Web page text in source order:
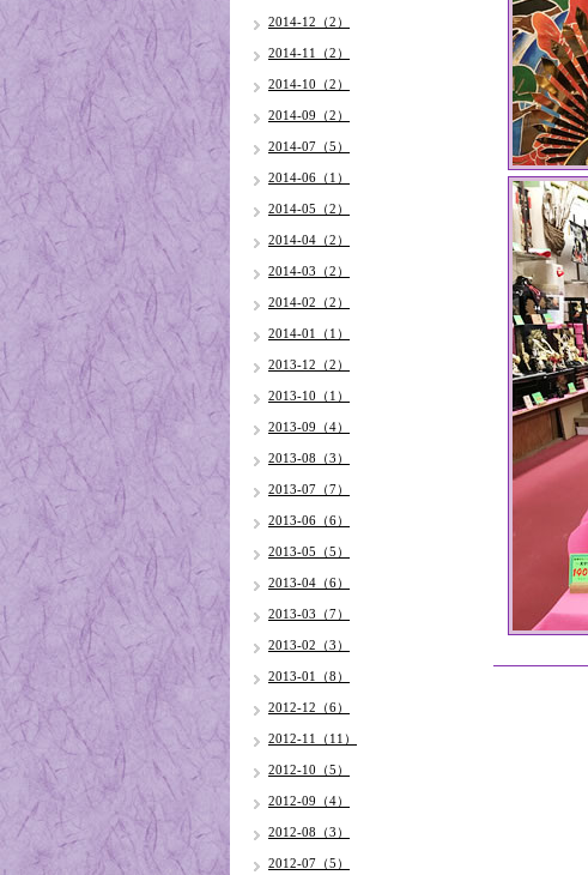
2014-12（2）
2014-11（2）
2014-10（2）
2014-09（2）
2014-07（5）
2014-06（1）
2014-05（2）
2014-04（2）
2014-03（2）
2014-02（2）
2014-01（1）
2013-12（2）
2013-10（1）
2013-09（4）
2013-08（3）
2013-07（7）
2013-06（6）
2013-05（5）
2013-04（6）
2013-03（7）
2013-02（3）
2013-01（8）
2012-12（6）
2012-11（11）
2012-10（5）
2012-09（4）
2012-08（3）
2012-07（5）